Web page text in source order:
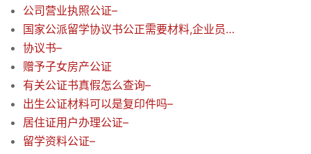
公司营业执照公证–
国家公派留学协议书公正需要材料,企业员工担保
协议书–
赠予子女房产公证
有关公证书真假怎么查询–
出生公证材料可以是复印件吗–
居住证用户办理公证–
留学资料公证–